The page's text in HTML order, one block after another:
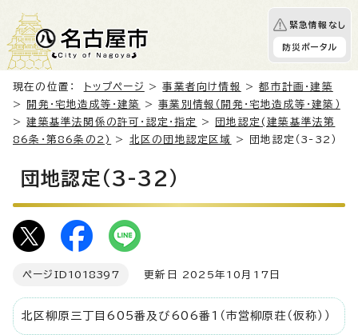
緊急情報なし
防災ポータル
現在の位置： トップページ >事業者向け情報 >都市計画・建築
>
開発・宅地造成等・建築 >事業別情報（開発・宅地造成等・建築）
>建築基準法関係の許可・認定・指定 >
団地認定(建築基準法第
86条・第86条の2)
> 北区の団地認定区域 > 団地認定（3-32）
団地認定（3-32）
ページID 1018397 更新日 2025年10月17日
北区柳原三丁目605番及び606番1（市営柳原荘（仮称））